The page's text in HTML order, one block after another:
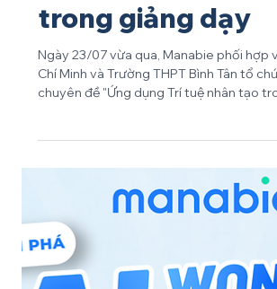
huấn cho giáo
THPT Bình Tân
trong giảng dạy
Chí Minh và Trường THPT Bình Tân tổ
dục" cho hơn 100 cán bộ công chức và
Nội dung tập huấn giúp Quý Thầy cô
thực hành sử dụng AI trong thiết kế bài
liệu và đổi mới phương pháp dạy học
hướng chuyển đổi số trong giáo dục
GD&ĐT. Trong buổi tập huấn